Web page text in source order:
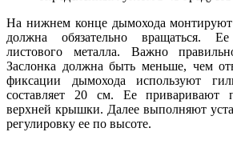
На нижнем конце дымохода монтируют
должна обязательно вращаться.
листового металла. Важно
Заслонка должна быть меньше, чем
фиксации дымохода используют
составляет 20 см. Ее приваривают
верхней крышки. Далее выполняют
регулировку ее по высоте.